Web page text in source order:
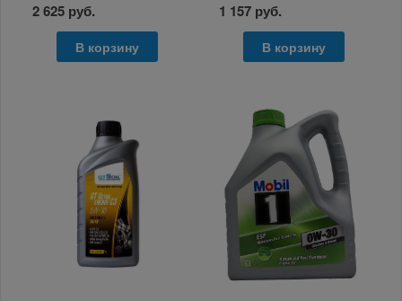
2 625 руб.
В корзину
1 157 руб.
В корзину